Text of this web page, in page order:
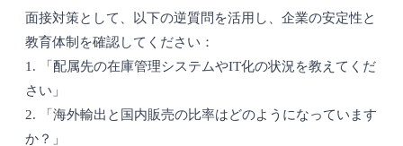
面接対策として、以下の逆質問を活用し、企業の安定性と
教育体制を確認してください：
1. 「配属先の在庫管理システムやIT化の状況を教えてくだ
さい」
2. 「海外輸出と国内販売の比率はどのようになっています
か？」